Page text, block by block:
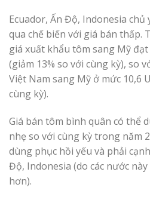
Ecuador, Ấn Độ, Indonesia
qua chế biến với giá bán thấp.
giá xuất khẩu tôm sang Mỹ
(giảm 13% so với cùng kỳ), so
Việt Nam sang Mỹ ở mức 10,6
cùng kỳ).
Giá bán tôm bình quân có thể
nhẹ so với cùng kỳ trong năm
dùng phục hồi yếu và phải
Độ, Indonesia (do các nước
hơn).